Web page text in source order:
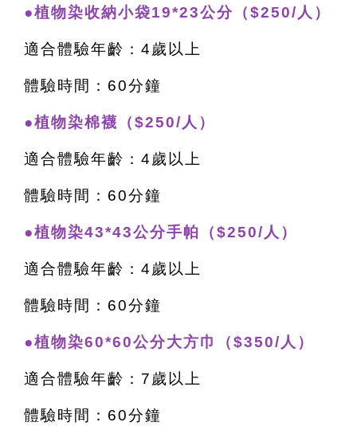
●植物染收納小袋19*23公分（$250/人）
適合體驗年齡：4歲以上
體驗時間：60分鐘
●植物染棉襪（$250/人）
適合體驗年齡：4歲以上
體驗時間：60分鐘
●植物染43*43公分手帕（$250/人）
適合體驗年齡：4歲以上
體驗時間：60分鐘
●植物染60*60公分大方巾（$350/人）
適合體驗年齡：7歲以上
體驗時間：60分鐘